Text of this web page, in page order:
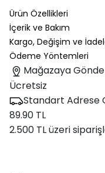
Ürün Özellikleri
İçerik ve Bakım
Kargo, Değişim ve
Ödeme Yöntemleri
Mağazaya
Ücretsiz
Standart Adrese
89.90 TL
2.500 TL üzeri